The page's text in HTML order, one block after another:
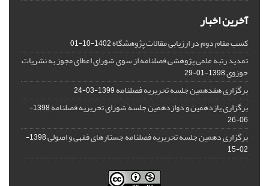
آخرین اخبار
کسب مقام دوم در ارزیابی مقالات پژوهشگاه1402-10-01
تمدید رتبه علمی پژوهشی فصلنامه از سوی شورای اعطای مجوز به نشریات
حوزوی1398-01-29
برگزاری هفدهمین جلسه تحریریه فصلنامه1399-03-24
برگزاری یازدهمین و دوازدهمین جلسه شورای تحریریه فصلنامه
1398-
06-26
برگزاری دهمین جلسه تحریریه فصلنامه جستارهای فقهی و اصولی
1398-
02-15